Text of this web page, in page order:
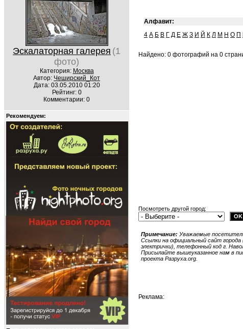
Эскалаторная галерея (1
фото)
Категория: Москва
Автор: Чеширский_Кот
Дата: 03.05.2010 01:20
Рейтинг: 0
Комментарии: 0
Рекомендуем:
Алфавит:
4 А Б В Г Д Е Ж З И Й К Л М Н О П
Найдено: 0 фотографий на 0
Посмотреть другой город:
Примечание: Уважаемые
Ссылки на официальный сайт города
электрички), телефонный код г.
Присылайте вышеуказанное нам в
проекта Разруха.org.
Реклама: